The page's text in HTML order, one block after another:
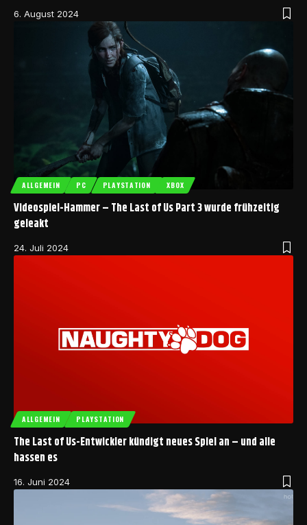
6. August 2024
ALLGEMEIN PC PLAYSTATION XBOX
Videospiel-Hammer – The Last of Us Part 3 wurde frühzeitig
geleakt
24. Juli 2024
ALLGEMEIN PLAYSTATION
The Last of Us-Entwickler kündigt neues Spiel an – und alle
hassen es
16. Juni 2024